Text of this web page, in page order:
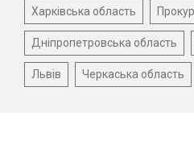
Харківська область
Дніпропетровська область
Львів Черкаська область